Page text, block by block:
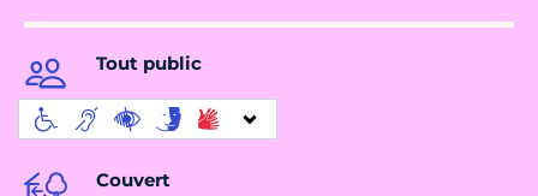
Tout public
Couvert